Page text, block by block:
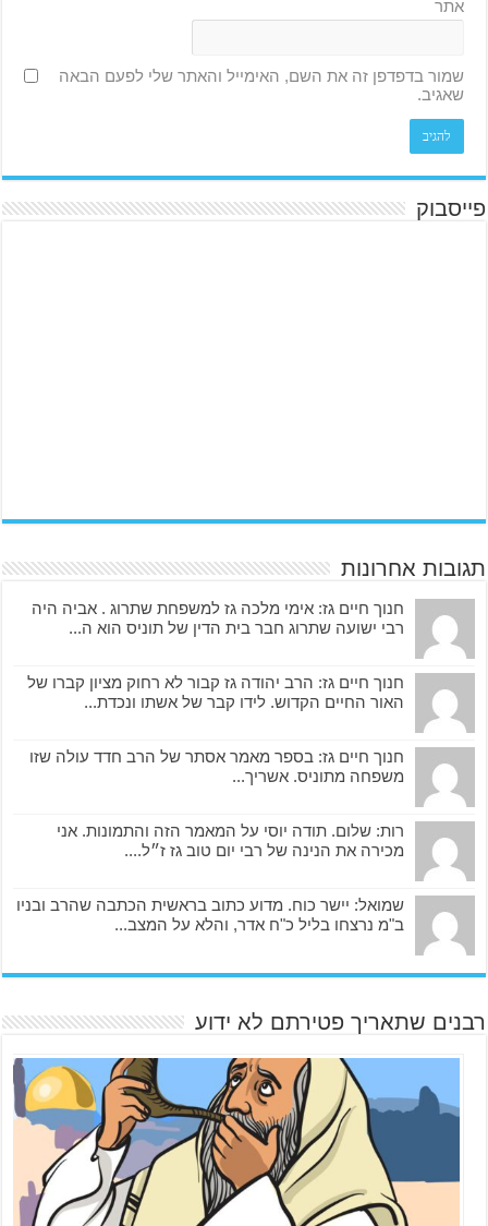
אתר
שמור בדפדפן זה את השם, האימייל והאתר שלי לפעם הבאה
שאגיב.
פייסבוק
תגובות אחרונות
חנוך חיים גז: אימי מלכה גז למשפחת שתרוג . אביה היה
רבי ישועה שתרוג חבר בית הדין של תוניס הוא ה...
חנוך חיים גז: הרב יהודה גז קבור לא רחוק מציון קברו של
האור החיים הקדוש. לידו קבר של אשתו ונכדת...
חנוך חיים גז: בספר מאמר אסתר של הרב חדד עולה שזו
משפחה מתוניס. אשריך...
רות: שלום. תודה יוסי על המאמר הזה והתמונות. אני
מכירה את הנינה של רבי יום טוב גז ז״ל....
שמואל: יישר כוח. מדוע כתוב בראשית הכתבה שהרב ובניו
ב"מ נרצחו בליל כ"ח אדר, והלא על המצב...
רבנים שתאריך פטירתם לא ידוע